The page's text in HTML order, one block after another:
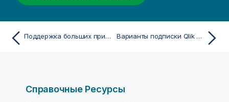
Поддержка больших приложений Варианты подписки Qlik Talend Cloud
Справочные Ресурсы